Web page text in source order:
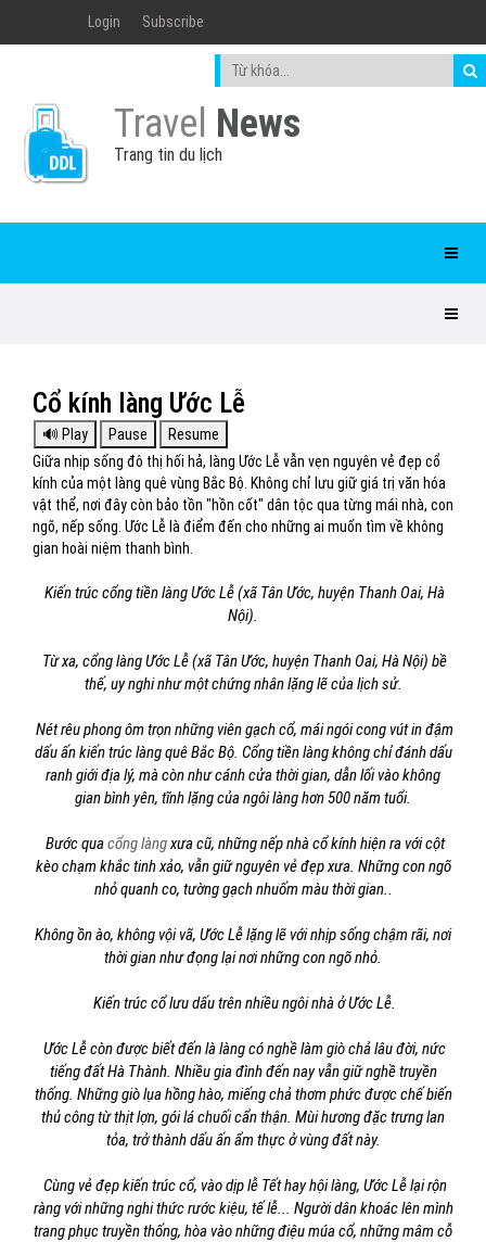
Login Subscribe
Travel News
Trang tin du lịch
Cổ kính làng Ước Lễ
Giữa nhịp sống đô thị hối hả, làng Ước Lễ vẫn vẹn nguyên vẻ đẹp cổ
kính của một làng quê vùng Bắc Bộ. Không chỉ lưu giữ giá trị văn hóa
vật thể, nơi đây còn bảo tồn "hồn cốt" dân tộc qua từng mái nhà, con
ngõ, nếp sống. Ước Lễ là điểm đến cho những ai muốn tìm về không
gian hoài niệm thanh bình.
Kiến trúc cổng tiền làng Ước Lễ (xã Tân Ước, huyện Thanh Oai, Hà
Nội).
Từ xa, cổng làng Ước Lễ (xã Tân Ước, huyện Thanh Oai, Hà Nội) bề
thế, uy nghi như một chứng nhân lặng lẽ của lịch sử.
Nét rêu phong ôm trọn những viên gạch cổ, mái ngói cong vút in đậm
dấu ấn kiến trúc làng quê Bắc Bộ. Cổng tiền làng không chỉ đánh dấu
ranh giới địa lý, mà còn như cánh cửa thời gian, dẫn lối vào không
gian bình yên, tĩnh lặng của ngôi làng hơn 500 năm tuổi.
Bước quacổng làngxưa cũ, những nếp nhà cổ kính hiện ra với cột
kèo chạm khắc tinh xảo, vẫn giữ nguyên vẻ đẹp xưa. Những con ngõ
nhỏ quanh co, tường gạch nhuốm màu thời gian..
Không ồn ào, không vội vã, Ước Lễ lặng lẽ với nhịp sống chậm rãi, nơi
thời giannhư đọng lại nơi những con ngõ nhỏ.
Kiến trúc cổ lưu dấu trên nhiều ngôi nhà ở Ước Lễ.
Ước Lễ còn được biết đến là làng có nghề làm giò chả lâu đời, nức
tiếng đất Hà Thành. Nhiều gia đình đến nay vẫn giữ nghề truyền
thống. Những giò lụa hồng hào, miếng chả thơm phức được chế biến
thủ công từ thịt lợn, gói lá chuối cẩn thận. Mùi hương đặc trưng lan
tỏa, trở thành dấu ấn ẩm thực ở vùng đất này.
Cùng vẻ đẹp kiến trúc cổ, vào dịp lễ Tết hay hội làng, Ước Lễ lại rộn
ràng với những nghi thức rước kiệu, tế lễ... Người dân khoác lên mình
trang phục truyền thống, hòa vào những điệu múa cổ, những mâm cỗ